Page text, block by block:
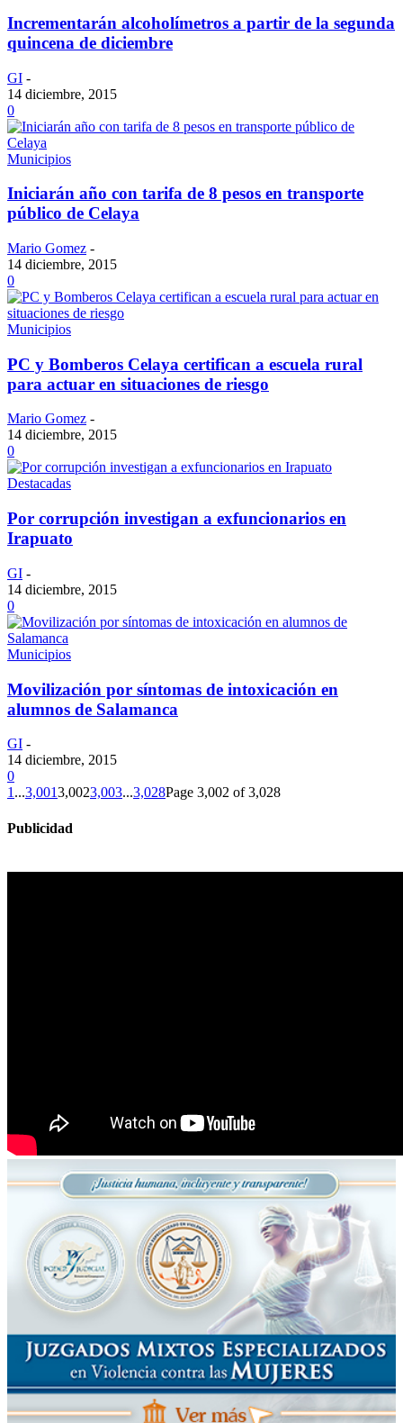
Incrementarán alcoholímetros a partir de la segunda
quincena de diciembre
GI -
14 diciembre, 2015
0
Municipios
Iniciarán año con tarifa de 8 pesos en transporte
público de Celaya
Mario Gomez -
14 diciembre, 2015
0
Municipios
PC y Bomberos Celaya certifican a escuela rural
para actuar en situaciones de riesgo
Mario Gomez -
14 diciembre, 2015
0
Destacadas
Por corrupción investigan a exfuncionarios en
Irapuato
GI -
14 diciembre, 2015
0
Municipios
Movilización por síntomas de intoxicación en
alumnos de Salamanca
GI -
14 diciembre, 2015
0
1 ...3,0013,0023,003...3,028Page 3,002 of 3,028
Publicidad